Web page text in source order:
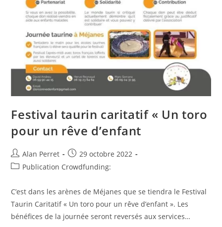
Festival taurin caritatif « Un toro
pour un rêve d’enfant
Auteur/autrice
de
Alan Perret
Post
published:
29 octobre 2022
PostPublication Crowdfunding:
C’est dans les arènes de Méjanes que se tiendra le Festival
Taurin Caritatif « Un toro pour un rêve d’enfant ». Les
bénéfices de la journée seront reversés aux services…